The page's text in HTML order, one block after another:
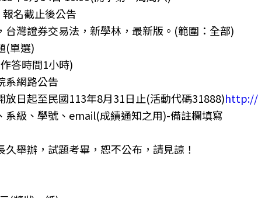
名截止後公告
台灣證券交易法，新學林，最新版。(範圍：全部)
(單選)
答時間1小時)
系網路公告
放日起至民國113年8月31日止(活動代碼31888)http://
系級、學號、email(成績通知之用)-備註欄填寫
舉辦，試題考畢，恕不公布，請見諒！